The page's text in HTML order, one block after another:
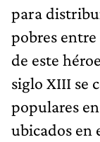
para
pobres
de este
siglo XIII se
populares
ubicados en